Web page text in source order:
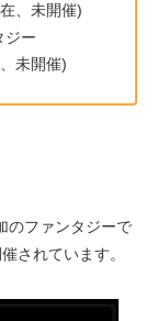
、未開催)
ジー
未開催)
のファンタジーで
されています。